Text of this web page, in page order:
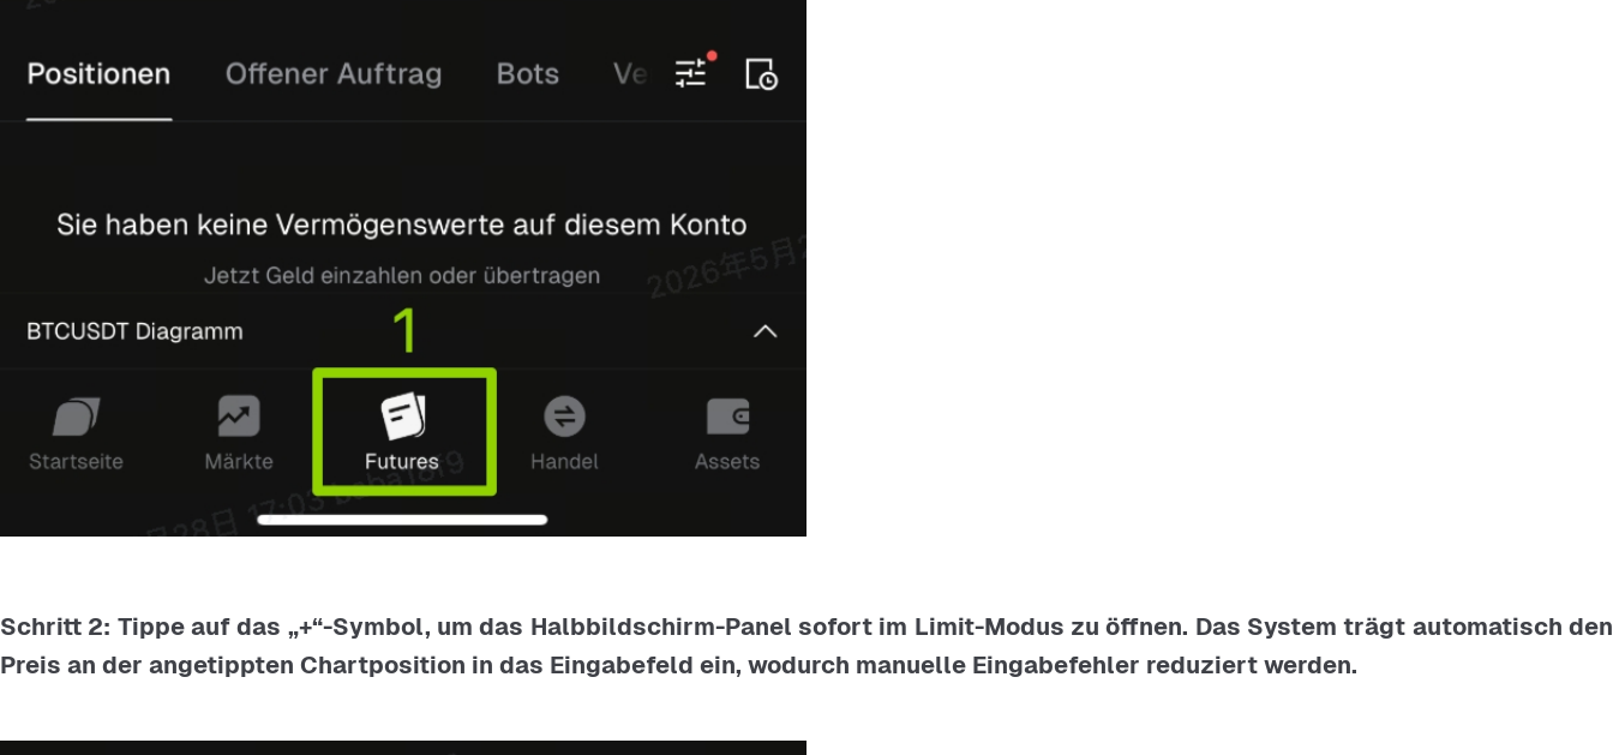
Schritt 2: Tippe auf das „+“-Symbol, um das Halbbildschirm-Panel sofort im Limit-Modus zu öffnen. Das System trägt automatisch den
Preis an der angetippten Chartposition in das Eingabefeld ein, wodurch manuelle Eingabefehler reduziert werden.